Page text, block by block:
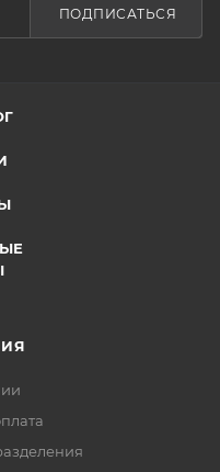
ПОДПИСАТЬСЯ